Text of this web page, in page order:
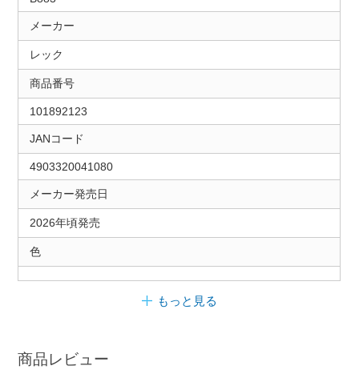
メーカー
レック
商品番号
101892123
JANコード
4903320041080
メーカー発売日
2026年頃発売
色
もっと見る
商品レビュー